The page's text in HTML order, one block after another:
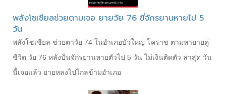
พลังโซเชียลช่วยตามเจอ ยายวัย 76 ขี่จักรยานหายไป 5
วัน
พลังโซเชียล ช่วยตาวัย 74 ในอำเภอบัวใหญ่ โคราช ตามหายายคู่
ชีวิต วัย 76 หลังปั่นจักรยานหายตัวไป 5 วัน ไม่เงินติดตัว ล่าสุด วัน
นี้เจอแล้ว ยายหลงไปไกลข้ามอำเภอ